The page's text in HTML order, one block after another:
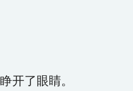
开了眼睛。